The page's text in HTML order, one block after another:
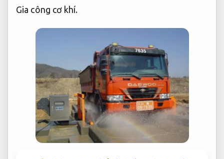
Gia công cơ khí.